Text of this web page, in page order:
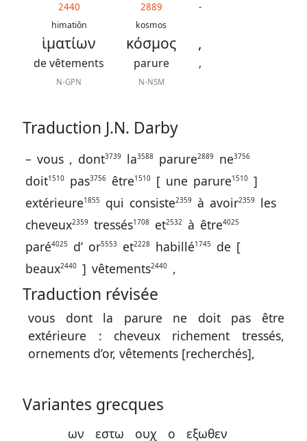
2440
himatiôn
ἱματίων
de vêtements
N-GPN
2889
kosmos
κόσμος
parure
N-NSM
-
,
,
Traduction J.N. Darby
– vous , dont3739 la3588 parure2889 ne3756
doit1510 pas3756 être1510 [ une parure1510 ]
extérieure1855 qui consiste2359 à avoir2359
les
cheveux2359 tressés1708 et2532 à être4025
paré4025 d’ or5553 et2228 habillé1745 de [
beaux2440 ] vêtements2440 ,
Traduction révisée
vous dont la parure ne doit pas être
extérieure : cheveux richement tressés,
ornements d’or, vêtements [recherchés],
Variantes grecques
ων εστω ουχ ο εξωθεν
Darby
Nous
contacter
Signaler
une
erreur
Participer
aux
coûts
site